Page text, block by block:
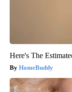
Here's The
HomeBuddy